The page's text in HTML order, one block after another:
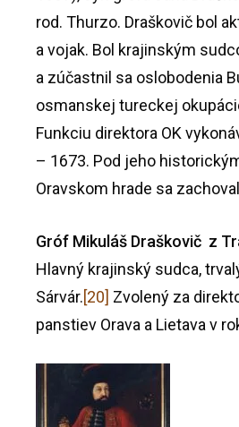
rod. Thurzo. Draškovič bol
a vojak. Bol krajinským
a zúčastnil sa oslobodenia
osmanskej tureckej
Funkciu direktora OK
– 1673. Pod jeho
Oravskom hrade sa
Gróf Mikuláš Draškovič z
Hlavný krajinský sudca,
Sárvár.[20] Zvolený za
panstiev Orava a Lietava v